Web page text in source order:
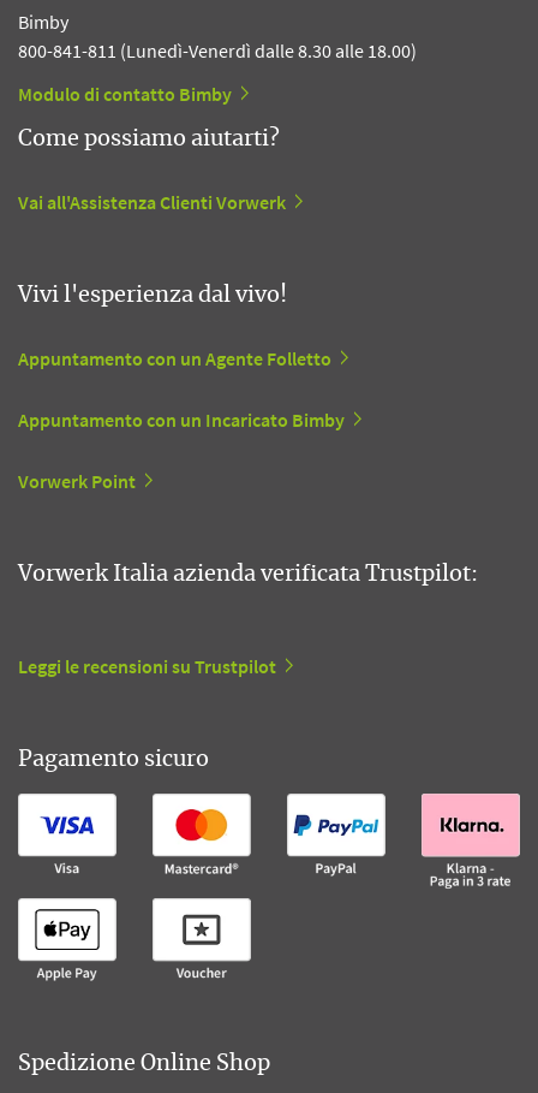
Bimby
800-841-811 (Lunedì-Venerdì dalle 8.30 alle 18.00)
Modulo di contatto Bimby
Come possiamo aiutarti?
Vai all'Assistenza Clienti Vorwerk
Vivi l'esperienza dal vivo!
Appuntamento con un Agente Folletto
Appuntamento con un Incaricato Bimby
Vorwerk Point
Vorwerk Italia azienda verificata Trustpilot:
Leggi le recensioni su Trustpilot
Pagamento sicuro
Spedizione Online Shop